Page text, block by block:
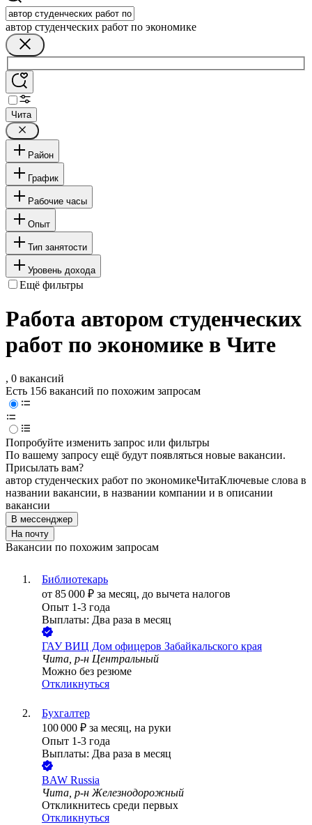
автор студенческих работ по экономике
Чита
Район
График
Рабочие часы
Опыт
Тип занятости
Уровень дохода
Ещё фильтры
Работа автором студенческих
работ по экономике в Чите
, 0 вакансий
Есть 156 вакансий по похожим запросам
Попробуйте изменить запрос или фильтры
По вашему запросу ещё будут появляться новые вакансии.
Присылать вам?
автор студенческих работ по экономикеЧитаКлючевые слова в
названии вакансии, в названии компании и в описании
вакансии
В мессенджер
На почту
Вакансии по похожим запросам
Библиотекарь
от 85 000 ₽ за месяц, до вычета налогов
Опыт 1-3 года
Выплаты: Два раза в месяц
ГАУ ВИЦ Дом офицеров Забайкальского края
Чита, р-н Центральный
Можно без резюме
Откликнуться
Бухгалтер
100 000 ₽ за месяц, на руки
Опыт 1-3 года
Выплаты: Два раза в месяц
BAW Russia
Чита, р-н Железнодорожный
Откликнитесь среди первых
Откликнуться